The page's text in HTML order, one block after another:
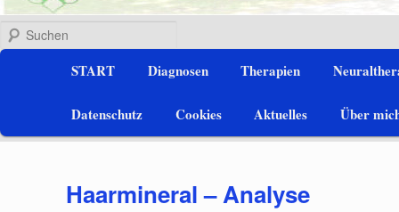
Suchen
Hauptmenü
Zum
Inhalt
START Diagnosen Therapien
Datenschutz Cookies Aktuelles Über
Haarmineral – Analyse